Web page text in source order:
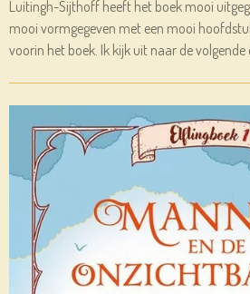
Luitingh-Sijthoff heeft het boek mooi
mooi vormgegeven met een mooi
voorin het boek. Ik kijk uit naar de volgende